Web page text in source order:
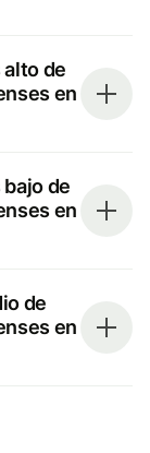
alto de
en
de
en
de
en